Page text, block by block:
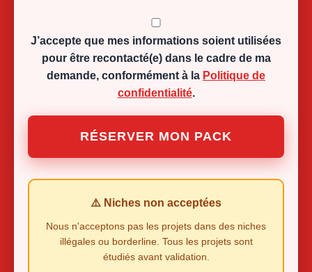
J’accepte que mes informations soient utilisées
pour être recontacté(e) dans le cadre de ma
demande, conformément à la Politique de
confidentialité.
RÉSERVER MON PACK
⚠️ Niches non acceptées
Nous n'acceptons pas les projets dans des niches
illégales ou borderline. Tous les projets sont
étudiés avant validation.